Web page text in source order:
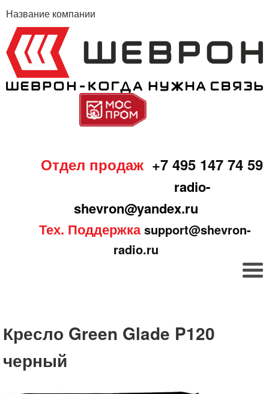
Название компании
Отдел продаж +7 495 147 74 59
radio-
shevron@yandex.ru
Тех. Поддержка support@shevron-
radio.ru
Кресло Green Glade P120
черный